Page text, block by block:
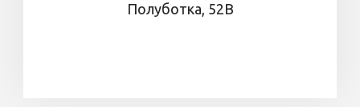
Полуботка, 52В